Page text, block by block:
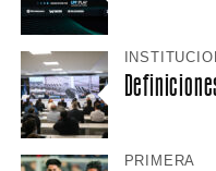
PRIMERA